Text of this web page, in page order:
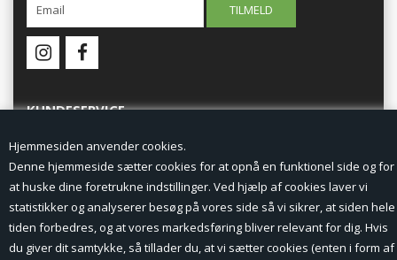
Hjemmesiden anvender cookies.
Denne hjemmeside sætter cookies for at opnå en funktionel side og for
at huske dine foretrukne indstillinger. Ved hjælp af cookies laver vi
statistikker og analyserer besøg på vores side så vi sikrer, at siden hele
tiden forbedres, og at vores markedsføring bliver relevant for dig. Hvis
du giver dit samtykke, så tillader du, at vi sætter cookies (enten i form af
KUNDESERVICE
Forside
Min Konto
Nyheder